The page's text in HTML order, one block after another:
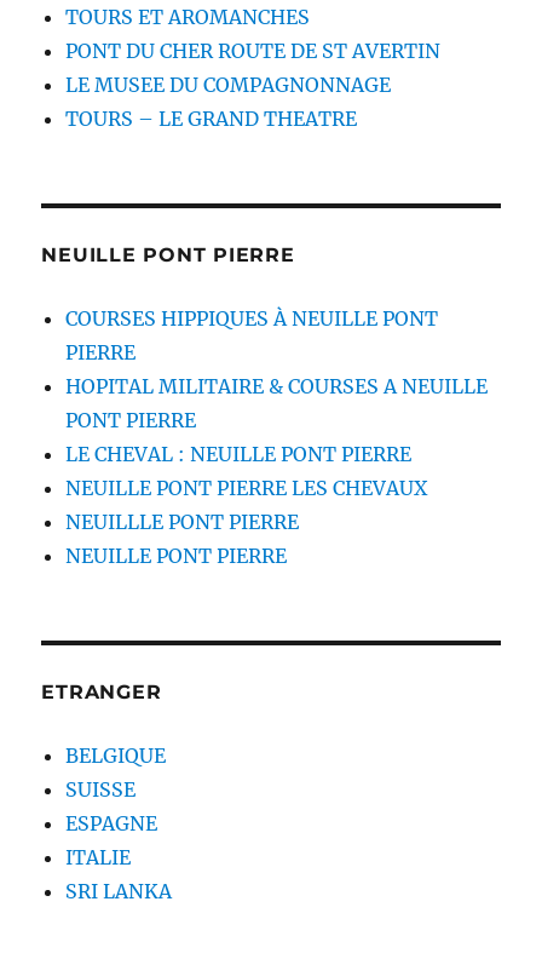
TOURS ET AROMANCHES
PONT DU CHER ROUTE DE ST AVERTIN
LE MUSEE DU COMPAGNONNAGE
TOURS – LE GRAND THEATRE
NEUILLE PONT PIERRE
COURSES HIPPIQUES À NEUILLE PONT
PIERRE
HOPITAL MILITAIRE & COURSES A NEUILLE
PONT PIERRE
LE CHEVAL : NEUILLE PONT PIERRE
NEUILLE PONT PIERRE LES CHEVAUX
NEUILLLE PONT PIERRE
NEUILLE PONT PIERRE
ETRANGER
BELGIQUE
SUISSE
ESPAGNE
ITALIE
SRI LANKA